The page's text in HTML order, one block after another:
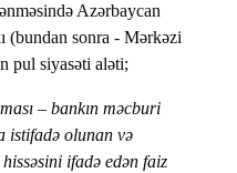
Azərbaycan
(bundan sonra - Mərkəzi
pul siyasəti aləti;
– bankın məcburi
istifadə olunan və
hissəsini ifadə edən faiz